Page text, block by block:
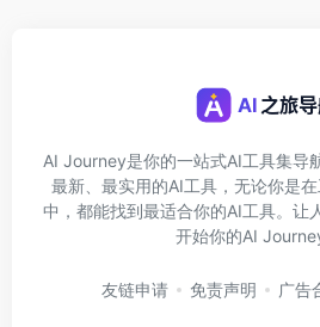
AI Journey是你的一站式AI工具集导
最新、最实用的AI工具，无论你是
中，都能找到最适合你的AI工具。让
开始你的AI
友链申请 免责声明 广告